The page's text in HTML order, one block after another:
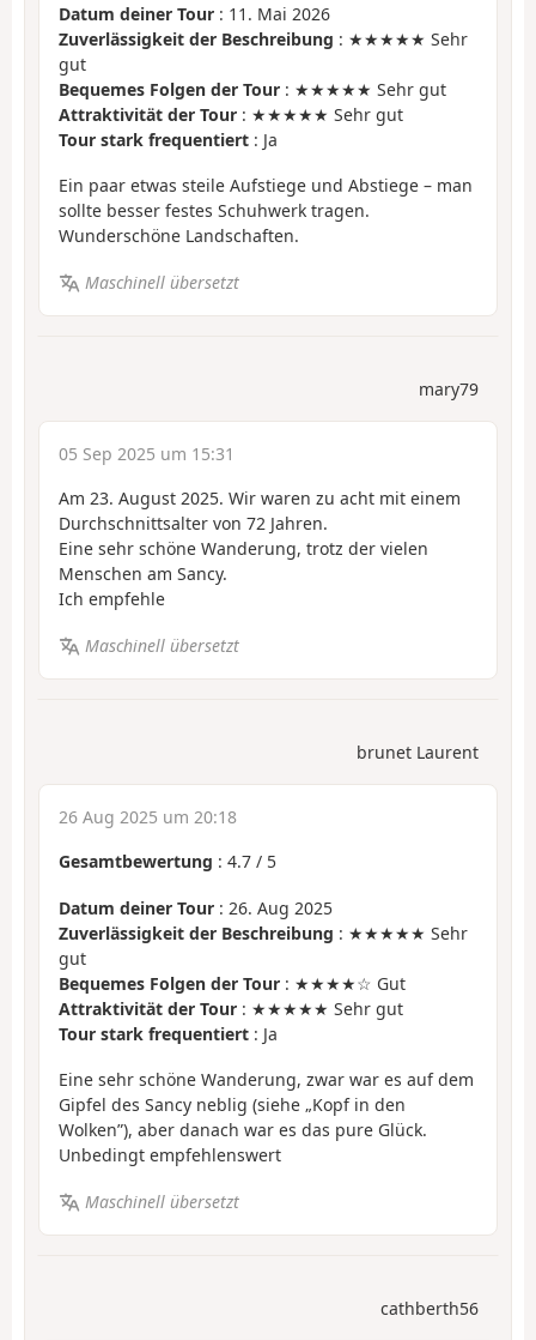
Datum deiner Tour : 11. Mai 2026
Zuverlässigkeit der Beschreibung : ★★★★★ Sehr
gut
Bequemes Folgen der Tour : ★★★★★ Sehr gut
Attraktivität der Tour : ★★★★★ Sehr gut
Tour stark frequentiert : Ja
Ein paar etwas steile Aufstiege und Abstiege – man
sollte besser festes Schuhwerk tragen.
Wunderschöne Landschaften.
Maschinell übersetzt
mary79
05 Sep 2025 um 15:31
Am 23. August 2025. Wir waren zu acht mit einem
Durchschnittsalter von 72 Jahren.
Eine sehr schöne Wanderung, trotz der vielen
Menschen am Sancy.
Ich empfehle
Maschinell übersetzt
brunet Laurent
26 Aug 2025 um 20:18
Gesamtbewertung : 4.7 / 5
Datum deiner Tour : 26. Aug 2025
Zuverlässigkeit der Beschreibung : ★★★★★ Sehr
gut
Bequemes Folgen der Tour : ★★★★☆ Gut
Attraktivität der Tour : ★★★★★ Sehr gut
Tour stark frequentiert : Ja
Eine sehr schöne Wanderung, zwar war es auf dem
Gipfel des Sancy neblig (siehe „Kopf in den
Wolken”), aber danach war es das pure Glück.
Unbedingt empfehlenswert
Maschinell übersetzt
cathberth56